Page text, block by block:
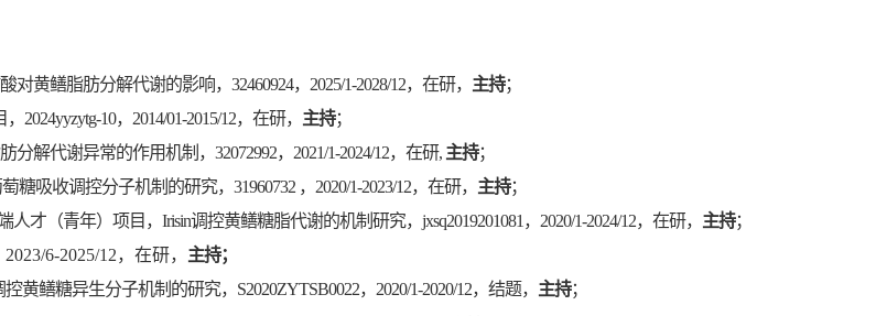
黄鳝脂肪分解代谢的影响，32460924，2025/1-2028/12，在研， 主持；
10，2014/01-2015/12，在研， 主持；
解代谢异常的作用机制，32072992，2021/1-2024/12，在研, 主持；
吸收调控分子机制的研究，31960732 ，2020/1-2023/12，在研， 主持；
才（青年）项目，Irisin调控黄鳝糖脂代谢的机制研究，jxsq2019201081，2020/1-2024/12，在研， 主持；
6-2025/12，在研， 主持；
鳝糖异生分子机制的研究，S2020ZYTSB0022，2020/1-2020/12，结题， 主持；